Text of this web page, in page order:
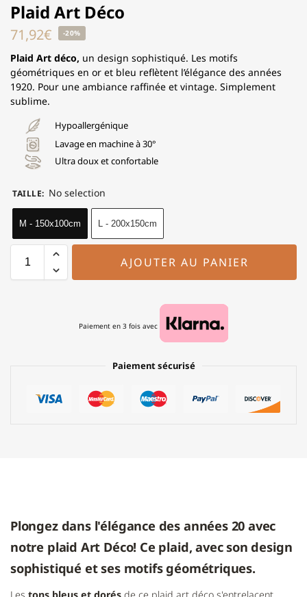
Plaid Art Déco
71,92€ -20%
Plaid Art déco, un design sophistiqué. Les motifs
géométriques en or et bleu reflètent l’élégance des années
1920. Pour une ambiance raffinée et vintage. Simplement
sublime.
Hypoallergénique
Lavage en machine à 30°
Ultra doux et confortable
TAILLE: No selection
M - 150x100cm L - 200x150cm
AJOUTER AU PANIER
Paiement en 3 fois avec
Paiement sécurisé
Plongez dans l'élégance des années 20 avec
notre plaid Art Déco! Ce plaid, avec son design
sophistiqué et ses motifs géométriques.
Les tons bleus et dorés de ce plaid art déco s'entrelacent